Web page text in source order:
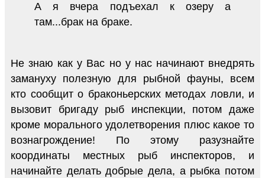
А я вчера подъехал к озеру а
там...брак на браке.
Не знаю как у Вас но у нас начинают внедрять
замануху полезную для рыбной фауны, всем
кто сообщит о браконьерских методах ловли, и
вызовит бригаду рыб инспекции, потом даже
кроме морального удолетворения плюс какое то
вознагрождение! По этому разузнайте
координаты местных рыб инспекторов, и
начинайте делать добрые дела, а рыбка потом